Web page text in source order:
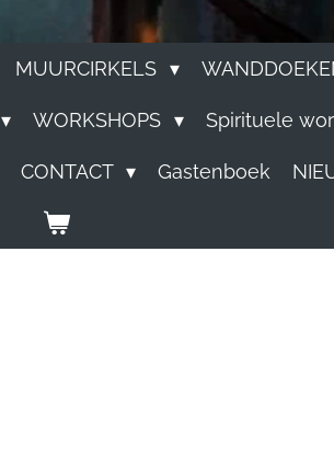
MUURCIRKELS
WORKSHOPS Spirituele
CONTACT Gastenboek